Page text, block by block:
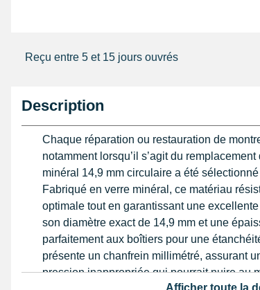
Reçu entre 5 et 15 jours ouvrés
Description
Chaque réparation ou restauration de
notamment lorsqu’il s’agit du
minéral 14,9 mm circulaire a été
Fabriqué en verre minéral, ce matériau
optimale tout en garantissant une
son diamètre exact de 14,9 mm et une
parfaitement aux boîtiers pour une
présente un chanfrein millimétré, assurant
pression inappropriée qui pourrait nuire au
Afficher toute la